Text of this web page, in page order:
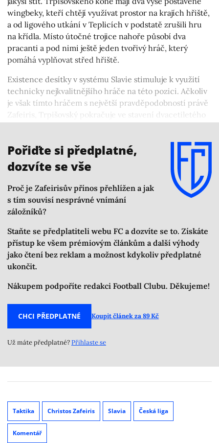
wingbeky, kteří chtějí využívat prostor na krajích hřiště,
a od ligového utkání v Teplicích v podstatě zrušili hru
na křídla. Místo útočné trojice nahoře působí dva
pracanti a pod nimi ještě jeden tvořivý hráč, který
pomáhá vyplňovat střed hřiště.
Existence desítky v systému Slavie stimuluje k využití
technicky nejkvalitnějšího hráče na této pozici. Ačkoliv
je však tímto hráčem s největší pravděpodobností právě
Zafeiris, Trpišovský pokračuje ve stavení dvacetiletého
Pořiďte si předplatné,
dozvíte se vše
Proč je Zafeirisův přínos přehlížen a jak
s tím souvisí nesprávné vnímání
záložníků?
Staňte se předplatiteli webu FC a dozvíte se to. Získáte
přístup ke všem prémiovým článkům a další výhody
jako čtení bez reklam a možnost kdykoliv předplatné
ukončit.
Nákupem podpoříte redakci Football Clubu. Děkujeme!
CHCI PŘEDPLATNÉ Koupit článek za 89 Kč
Už máte předplatné?Přihlaste se
Taktika Christos Zafeiris Slavia Česká liga
Komentář